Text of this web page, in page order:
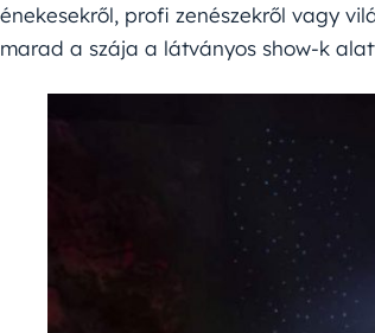
énekesekről, profi zenészekről vagy
marad a szája a látványos show-k